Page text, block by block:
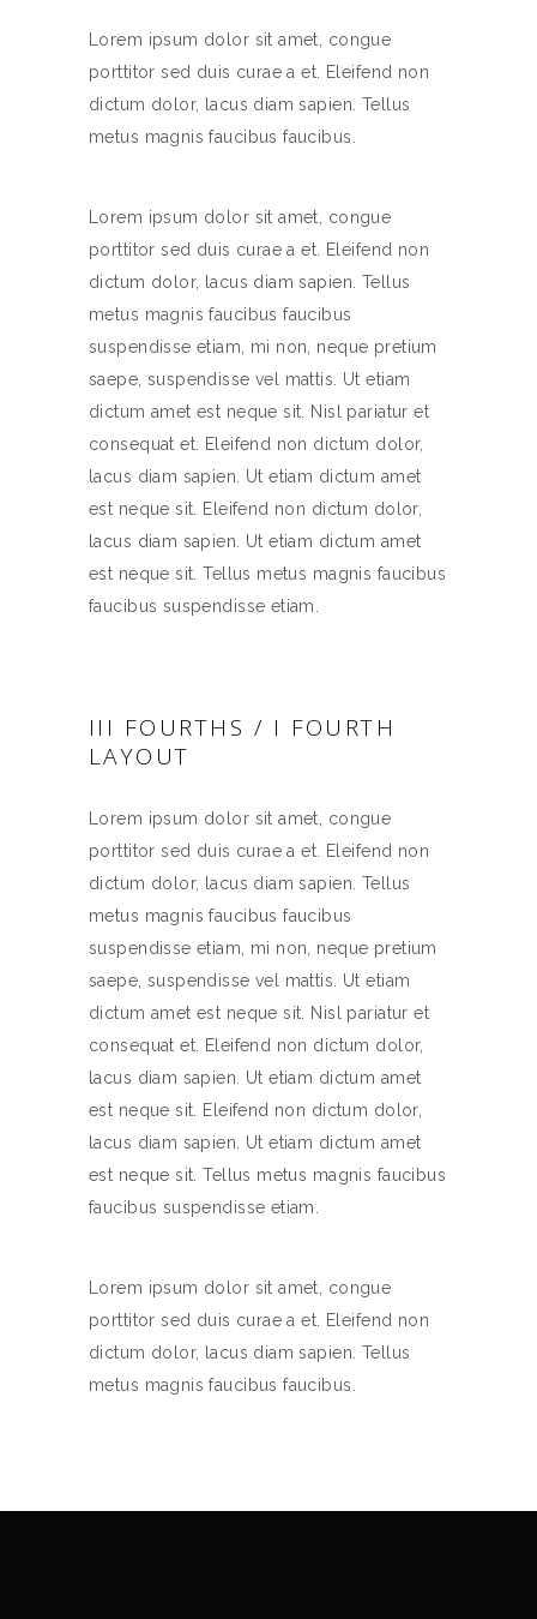
Lorem ipsum dolor sit amet, congue
porttitor sed duis curae a et. Eleifend non
dictum dolor, lacus diam sapien. Tellus
metus magnis faucibus faucibus.
Lorem ipsum dolor sit amet, congue
porttitor sed duis curae a et. Eleifend non
dictum dolor, lacus diam sapien. Tellus
metus magnis faucibus faucibus
suspendisse etiam, mi non, neque pretium
saepe, suspendisse vel mattis. Ut etiam
dictum amet est neque sit. Nisl pariatur et
consequat et. Eleifend non dictum dolor,
lacus diam sapien. Ut etiam dictum amet
est neque sit. Eleifend non dictum dolor,
lacus diam sapien. Ut etiam dictum amet
est neque sit. Tellus metus magnis faucibus
faucibus suspendisse etiam.
III FOURTHS / I FOURTH
LAYOUT
Lorem ipsum dolor sit amet, congue
porttitor sed duis curae a et. Eleifend non
dictum dolor, lacus diam sapien. Tellus
metus magnis faucibus faucibus
suspendisse etiam, mi non, neque pretium
saepe, suspendisse vel mattis. Ut etiam
dictum amet est neque sit. Nisl pariatur et
consequat et. Eleifend non dictum dolor,
lacus diam sapien. Ut etiam dictum amet
est neque sit. Eleifend non dictum dolor,
lacus diam sapien. Ut etiam dictum amet
est neque sit. Tellus metus magnis faucibus
faucibus suspendisse etiam.
Lorem ipsum dolor sit amet, congue
porttitor sed duis curae a et. Eleifend non
dictum dolor, lacus diam sapien. Tellus
metus magnis faucibus faucibus.